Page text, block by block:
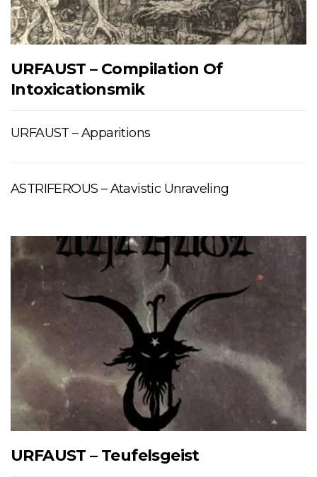
URFAUST – Compilation Of
Intoxicationsmik
URFAUST – Apparitions
ASTRIFEROUS – Atavistic Unraveling
URFAUST – Teufelsgeist